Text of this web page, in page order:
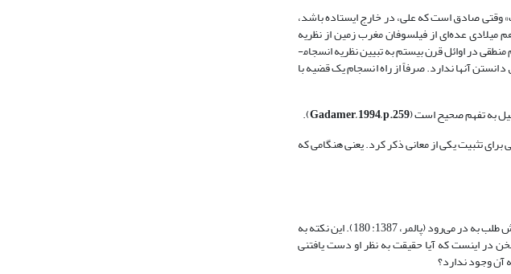
وقتی صادق است که علی، در خارج ایستاده باشد،
میلادی عده‌ای از فیلسوفان مغرب زمین از نظریه
مطابقت به دلایلی عدول کرده، نظریه‌های دیگری را مطرح کرده‌اند (حسین زاده، 1385: 99،113). از جمله دو تن از فلاسفه پوزیتیویسم منطقی در اوائل قرن بیستم به تبیین نظریه انسجام­
آنها ندارد. صرفاً از راه انسجام یک قضیه با
به تفهم صحیح است (Gadamer, 1994, p.259
).
تثبیت یکی از معانی ذکر کرد. یعنی هنگامی که
عنوان کتاب گادامر «حقیقت و روش» است، ولی به نظر وی روش، راه رسیدن به حقیقت نیست بلکه به عکس حقیقت از چنگ انسان روش طلب به در می‌رود (پالمر، 1387: 180). این نکته به
در اینست که آیا حقیقت به نظر او دست یافتنی
آن وجود ندارد؟